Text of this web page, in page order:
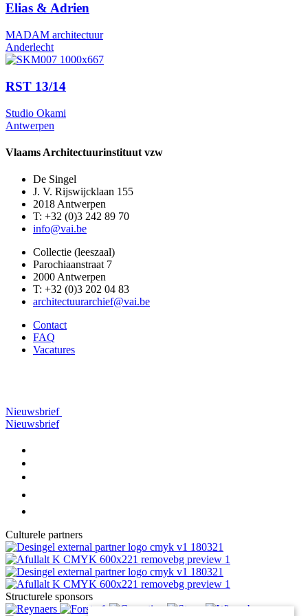
Elias & Adrien
MADAM architectuur
Anderlecht
RST 13/14
Studio Okami
Antwerpen
Vlaams Architectuurinstituut vzw
De Singel
J. V. Rijswijcklaan 155
2018 Antwerpen
T: +32 (0)3 242 89 70
info@vai.be
Collectie (leeszaal)
Parochiaanstraat 7
2000 Antwerpen
T: +32 (0)3 202 04 83
architectuurarchief@vai.be
Contact
FAQ
Vacatures
Nieuwsbrief
Nieuwsbrief
Culturele partners
Structurele sponsors